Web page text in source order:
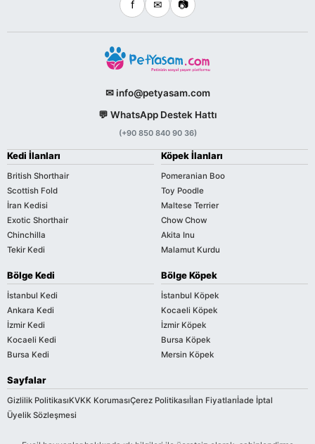
f ✉ 📷
✉ info@petyasam.com
💬 WhatsApp Destek Hattı
(+90 850 840 90 36)
Kedi İlanları
British Shorthair
Scottish Fold
İran Kedisi
Exotic Shorthair
Chinchilla
Tekir Kedi
Köpek İlanları
Pomeranian Boo
Toy Poodle
Maltese Terrier
Chow Chow
Akita Inu
Malamut Kurdu
Bölge Kedi
İstanbul Kedi
Ankara Kedi
İzmir Kedi
Kocaeli Kedi
Bursa Kedi
Bölge Köpek
İstanbul Köpek
Kocaeli Köpek
İzmir Köpek
Bursa Köpek
Mersin Köpek
Sayfalar
Gizlilik PolitikasıKVKK KorumasıÇerez Politikasıİlan Fiyatlarıİade İptal
Üyelik Sözleşmesi